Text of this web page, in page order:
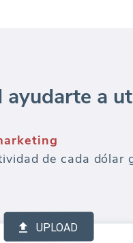
ayudarte a
de cada dólar